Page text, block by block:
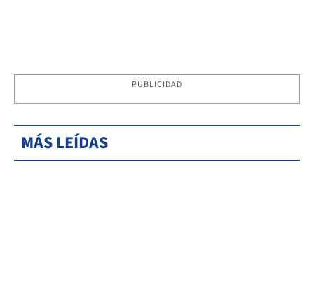
PUBLICIDAD
MÁS LEÍDAS